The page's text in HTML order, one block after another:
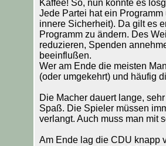
Kaffee! So, nun konnte es
Jede Partei hat ein
innere Sicherheit). Da gilt es
Programm zu ändern. Des
reduzieren, Spenden
beeinflußen.
Wer am Ende die meisten
(oder umgekehrt) und häufig
Die Macher dauert lange,
Spaß. Die Spieler müssen
verlangt. Auch muss man mit
Am Ende lag die CDU knapp